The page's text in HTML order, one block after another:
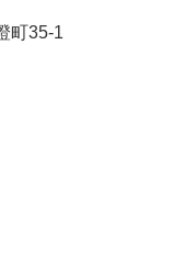
町35-1